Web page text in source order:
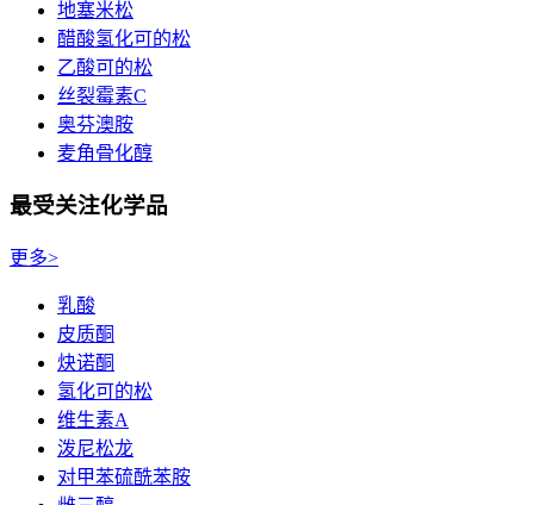
地塞米松
醋酸氢化可的松
乙酸可的松
丝裂霉素C
奥芬澳胺
麦角骨化醇
最受关注化学品
更多>
乳酸
皮质酮
炔诺酮
氢化可的松
维生素A
泼尼松龙
对甲苯硫酰苯胺